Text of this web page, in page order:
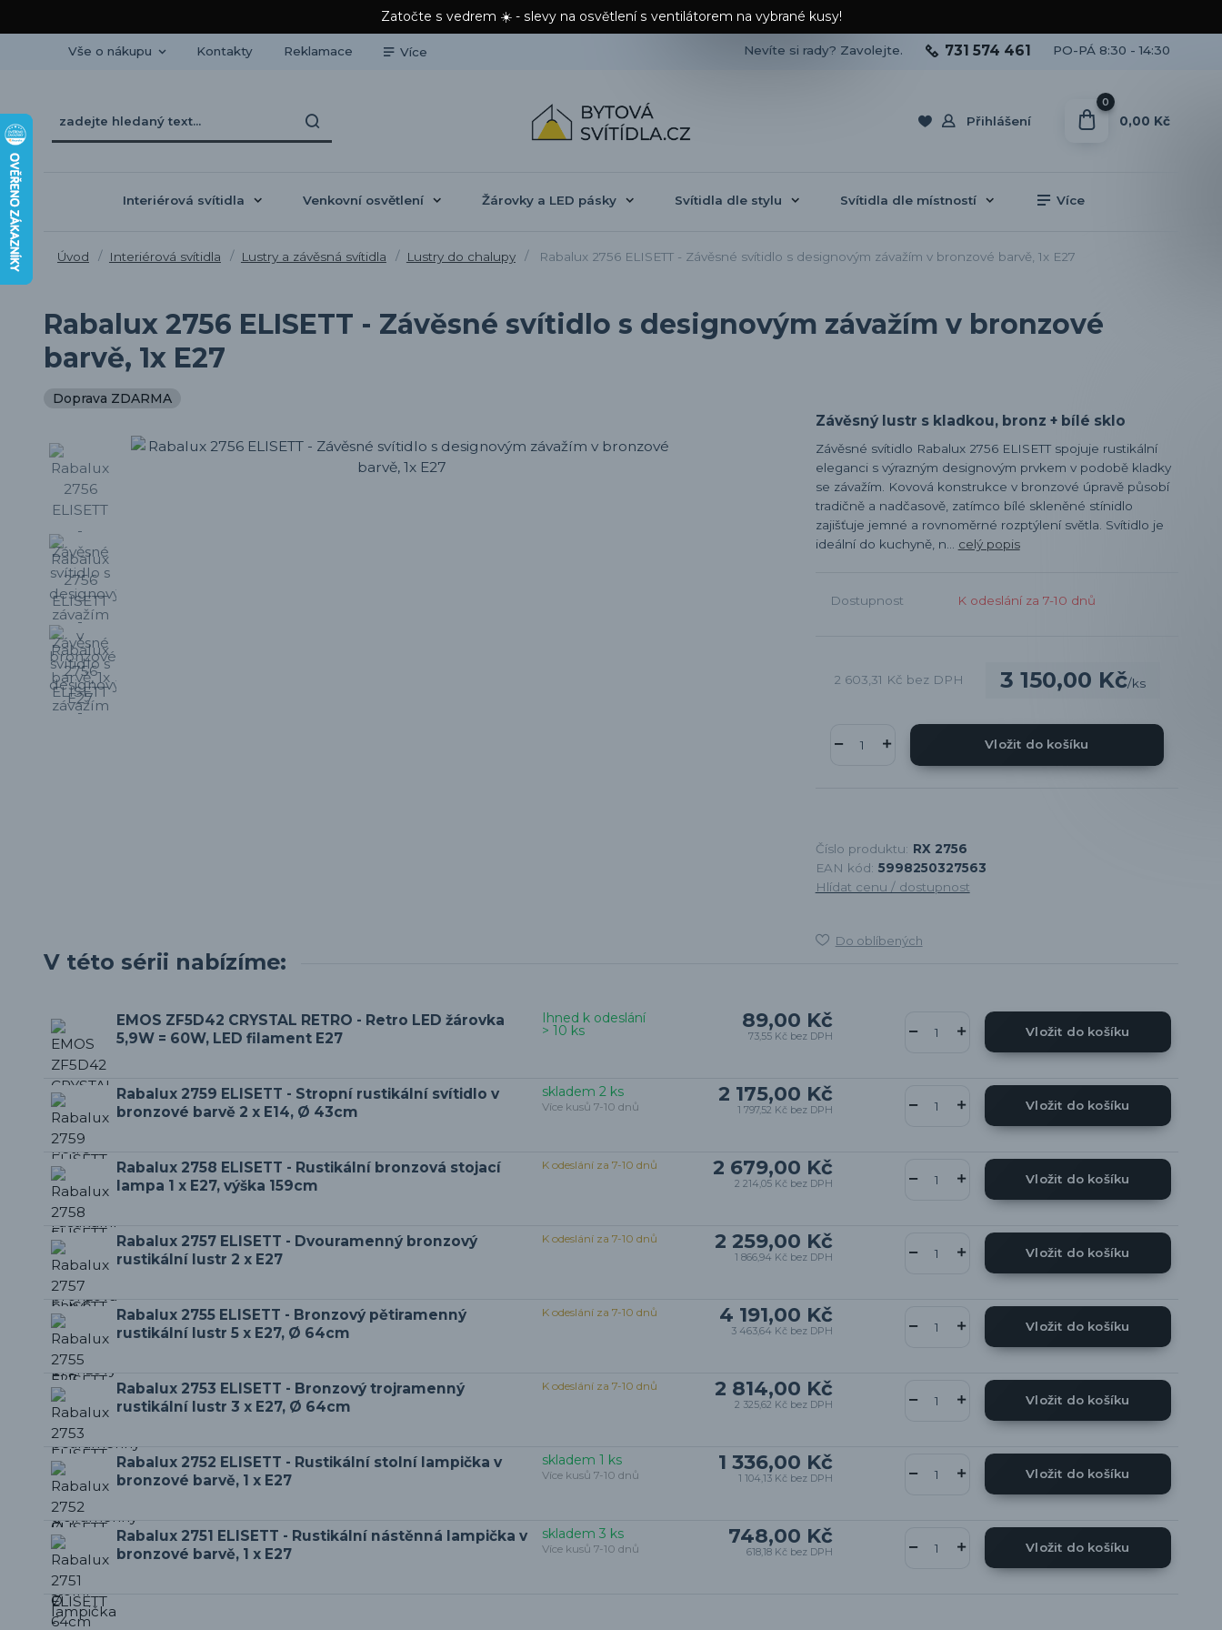
Zatočte s vedrem ☀️ - slevy na osvětlení s ventilátorem na vybrané kusy!
Vše o nákupu Kontakty Reklamace Více
Přihlášení
Nevíte si rady? Zavolejte. 731 574 461 PO-PÁ 8:30 - 14:30
0
0,00 Kč
Interiérová svítidla Venkovní osvětlení Žárovky a LED pásky Svítidla dle stylu Svítidla dle místností Více
Úvod Interiérová svítidla Lustry a závěsná svítidla Lustry do chalupy Rabalux 2756 ELISETT - Závěsné svítidlo s designovým závažím v bronzové barvě, 1x E27
Rabalux 2756 ELISETT - Závěsné svítidlo s designovým závažím v bronzové
barvě, 1x E27
Doprava ZDARMA
Závěsný lustr s kladkou, bronz + bílé sklo
Závěsné svítidlo Rabalux 2756 ELISETT spojuje rustikální
eleganci s výrazným designovým prvkem v podobě kladky
se závažím. Kovová konstrukce v bronzové úpravě působí
tradičně a nadčasově, zatímco bílé skleněné stínidlo
zajišťuje jemné a rovnoměrné rozptýlení světla. Svítidlo je
ideální do kuchyně, n... celý popis
Dostupnost K odeslání za 7-10 dnů
3 150,00 Kč/ks
2 603,31 Kč bez DPH
Vložit do košíku
Číslo produktu: RX 2756
EAN kód: 5998250327563
Hlídat cenu / dostupnost
Do oblíbených
V této sérii nabízíme:
EMOS ZF5D42 CRYSTAL RETRO - Retro LED žárovka
5,9W = 60W, LED filament E27
89,00 Kč
73,55 Kč bez DPH
Ihned k odeslání
> 10 ks Vložit do košíku
Rabalux 2759 ELISETT - Stropní rustikální svítidlo v
bronzové barvě 2 x E14, Ø 43cm
2 175,00 Kč
1 797,52 Kč bez DPH
skladem 2 ks
Více kusů 7-10 dnů Vložit do košíku
Rabalux 2758 ELISETT - Rustikální bronzová stojací
lampa 1 x E27, výška 159cm
2 679,00 Kč
2 214,05 Kč bez DPH
K odeslání za 7-10 dnů
Vložit do košíku
Rabalux 2757 ELISETT - Dvouramenný bronzový
rustikální lustr 2 x E27
2 259,00 Kč
1 866,94 Kč bez DPH
K odeslání za 7-10 dnů
Vložit do košíku
Rabalux 2755 ELISETT - Bronzový pětiramenný
rustikální lustr 5 x E27, Ø 64cm
4 191,00 Kč
3 463,64 Kč bez DPH
K odeslání za 7-10 dnů
Vložit do košíku
Rabalux 2753 ELISETT - Bronzový trojramenný
rustikální lustr 3 x E27, Ø 64cm
2 814,00 Kč
2 325,62 Kč bez DPH
K odeslání za 7-10 dnů
Vložit do košíku
Rabalux 2752 ELISETT - Rustikální stolní lampička v
bronzové barvě, 1 x E27
1 336,00 Kč
1 104,13 Kč bez DPH
skladem 1 ks
Více kusů 7-10 dnů Vložit do košíku
Rabalux 2751 ELISETT - Rustikální nástěnná lampička v
bronzové barvě, 1 x E27
748,00 Kč
618,18 Kč bez DPH
skladem 3 ks
Více kusů 7-10 dnů Vložit do košíku